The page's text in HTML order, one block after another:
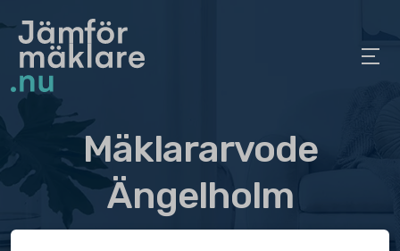
Mäklararvode
Ängelholm